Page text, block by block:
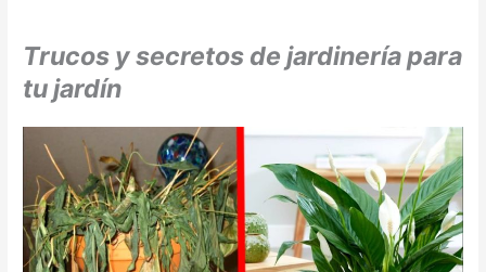
Trucos y secretos de jardinería para
tu jardín